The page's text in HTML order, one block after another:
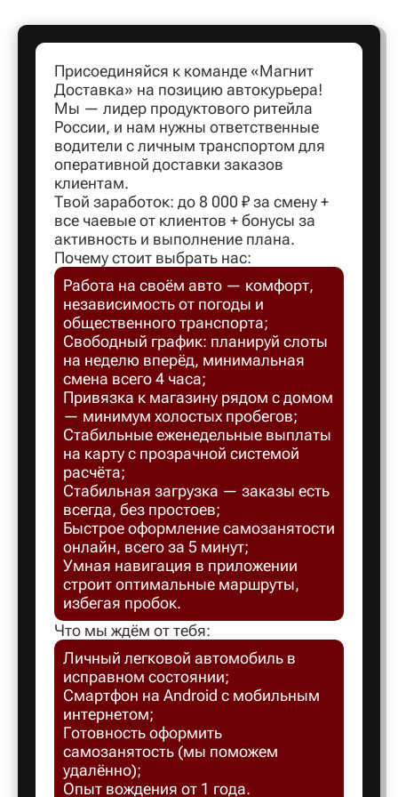
Артем
Балахна
Балтийск
Батайск
Присоединяйся к команде «Магнит
Доставка» на позицию автокурьера!
Мы — лидер продуктового ритейла
России, и нам нужны ответственные
водители с личным транспортом для
оперативной доставки заказов
клиентам.
Твой заработок: до 8 000 ₽ за смену +
все чаевые от клиентов + бонусы за
активность и выполнение плана.
Почему стоит выбрать нас:
Работа на своём авто — комфорт,
независимость от погоды и
общественного транспорта;
Свободный график: планируй слоты
на неделю вперёд, минимальная
смена всего 4 часа;
Привязка к магазину рядом с домом
— минимум холостых пробегов;
Стабильные еженедельные выплаты
на карту с прозрачной системой
расчёта;
Стабильная загрузка — заказы есть
всегда, без простоев;
Быстрое оформление самозанятости
онлайн, всего за 5 минут;
Умная навигация в приложении
строит оптимальные маршруты,
избегая пробок.
Что мы ждём от тебя:
Личный легковой автомобиль в
исправном состоянии;
Смартфон на Android с мобильным
интернетом;
Готовность оформить
самозанятость (мы поможем
удалённо);
Опыт вождения от 1 года.